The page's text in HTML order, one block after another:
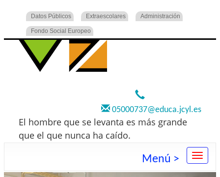
Datos Públicos Extraescolares Administración
Fondo Social Europeo
05000737@educa.jcyl.es
El hombre que se levanta es más grande
que el que nunca ha caído.
Menú >